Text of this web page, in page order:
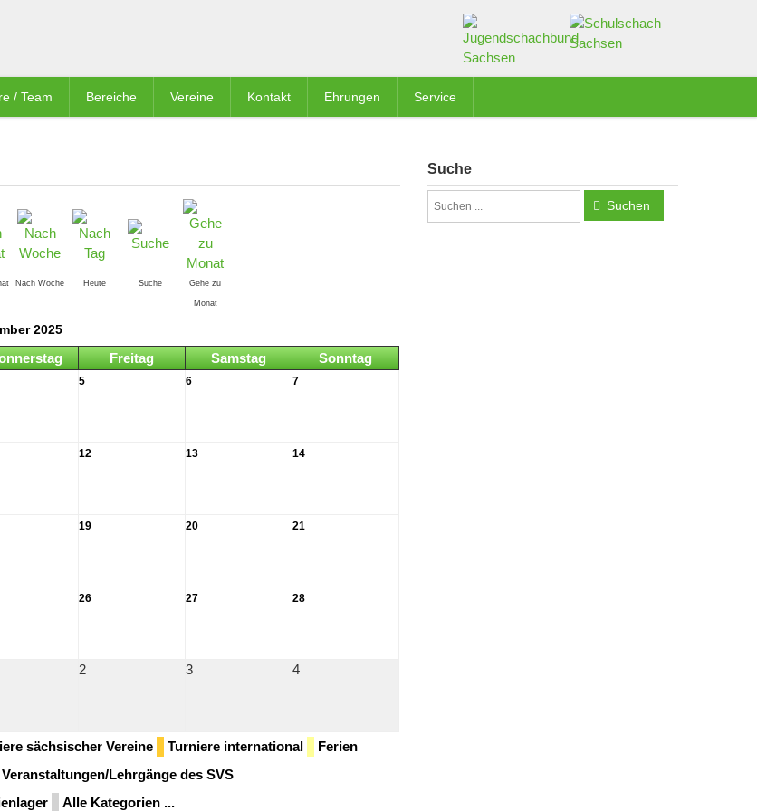
/ Team Bereiche Vereine Kontakt Ehrungen Service
Nach Woche Heute Suche Gehe zu
Monat
2025
Freitag Samstag Sonntag
5 6 7
12 13 14
19 20 21
26 27 28
2 3 4
sächsischer Vereine Turniere international
Ferien
Veranstaltungen/Lehrgänge des SVS
Alle Kategorien ...
Suche
Suchen